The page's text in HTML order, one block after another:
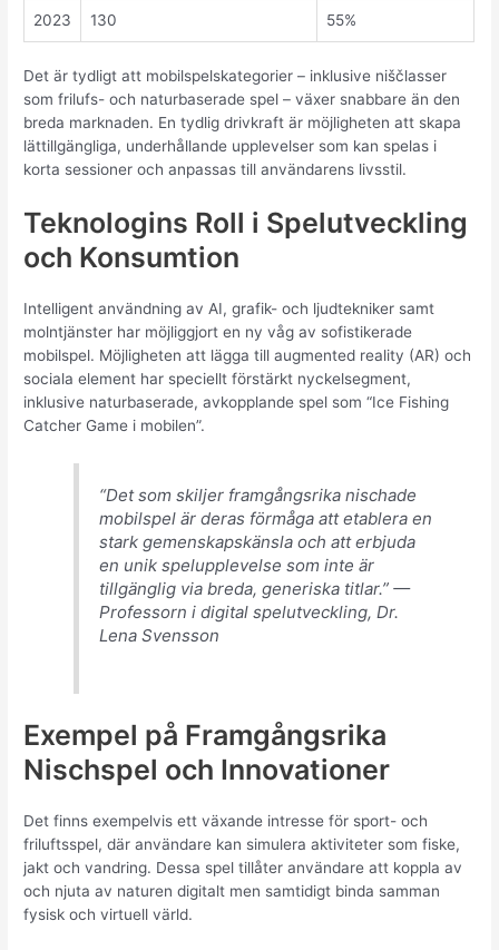
2023 130 55%
Det är tydligt att mobilspelskategorier – inklusive niščlasser
som frilufs- och naturbaserade spel – växer snabbare än den
breda marknaden. En tydlig drivkraft är möjligheten att skapa
lättillgängliga, underhållande upplevelser som kan spelas i
korta sessioner och anpassas till användarens livsstil.
Teknologins Roll i Spelutveckling
och Konsumtion
Intelligent användning av AI, grafik- och ljudtekniker samt
molntjänster har möjliggjort en ny våg av sofistikerade
mobilspel. Möjligheten att lägga till augmented reality (AR) och
sociala element har speciellt förstärkt nyckelsegment,
inklusive naturbaserade, avkopplande spel som “Ice Fishing
Catcher Game i mobilen”.
“Det som skiljer framgångsrika nischade
mobilspel är deras förmåga att etablera en
stark gemenskapskänsla och att erbjuda
en unik spelupplevelse som inte är
tillgänglig via breda, generiska titlar.” —
Professorn i digital spelutveckling, Dr.
Lena Svensson
Exempel på Framgångsrika
Nischspel och Innovationer
Det finns exempelvis ett växande intresse för sport- och
friluftsspel, där användare kan simulera aktiviteter som fiske,
jakt och vandring. Dessa spel tillåter användare att koppla av
och njuta av naturen digitalt men samtidigt binda samman
fysisk och virtuell värld.